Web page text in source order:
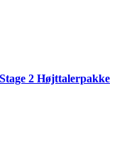
2 Højttalerpakke